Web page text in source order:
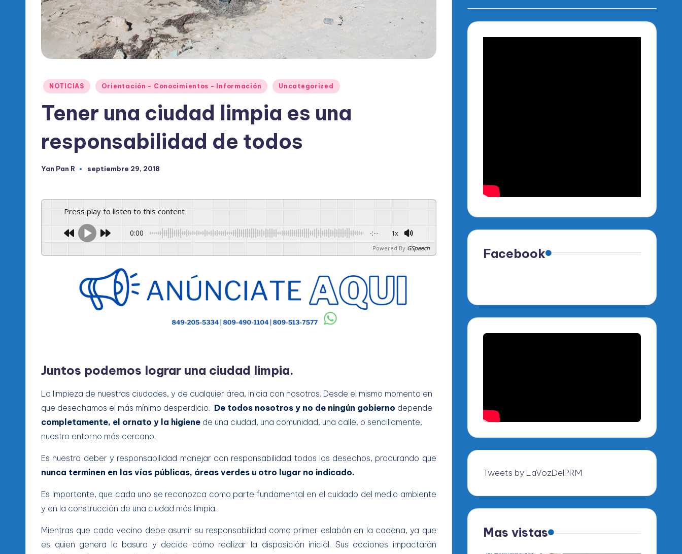
Publicado
NOTICIAS Orientación - Conocimientos - Información Uncategorized
Tener una ciudad limpia es una
responsabilidad de todos
Publicado
Yan Pan R septiembre 29, 2018
Press play to listen to this content
0:00 -:-- 1x
Powered By GSpeech
Juntos podemos lograr una ciudad limpia.
La limpieza de nuestras ciudades, y de cualquier área, inicia con nosotros. Desde el mismo momento en
que desechamos el más mínimo desperdicio. De todos nosotros y no de ningún gobierno depende
completamente, el ornato y la higiene de una ciudad, una comunidad, una calle, o sencillamente,
nuestro entorno más cercano.
Es nuestro deber y responsabilidad manejar con responsabilidad todos los desechos, procurando que
nunca terminen en las vías públicas, áreas verdes u otro lugar no indicado.
Es importante, que cada uno se reconozca como parte fundamental en el cuidado del medio ambiente
y en la construcción de una ciudad más limpia.
Mientras que cada vecino debe asumir su responsabilidad como primer eslabón en la cadena, ya que
es quien genera la basura y decide cómo realizar la disposición inicial. Sus acciones impactarán
Facebook
Tweets by LaVozDelPRM
Mas vistas